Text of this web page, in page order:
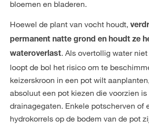
bloemen en bladeren.
Hoewel de plant van vocht houdt,
permanent natte grond en houdt ze
wateroverlast. Als overtollig water
loopt de bol het risico om te
keizerskroon in een pot wilt
absoluut een pot kiezen die voorzien is
drainagegaten. Enkele potscherven of
hydrokorrels op de bodem van de pot